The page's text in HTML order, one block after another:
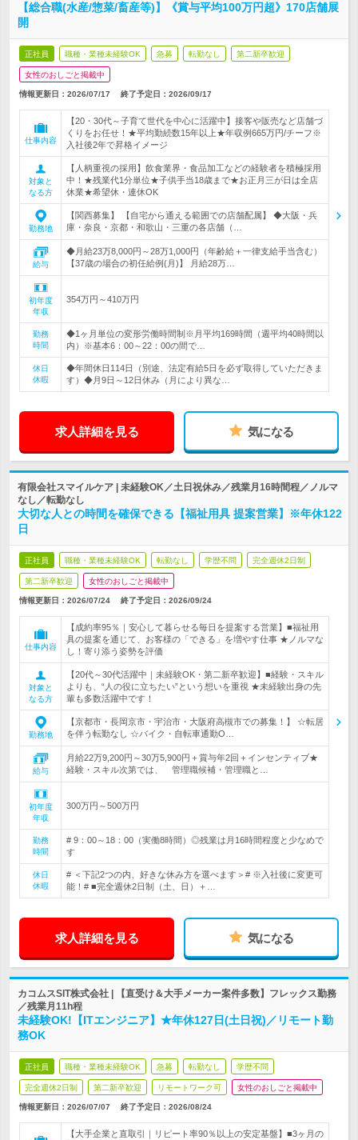
【総合職(水産/惣菜/畜産等)】《賞与平均100万円超》170店舗展
開
正社員 職種・業種未経験OK 急募 転勤なし 第二新卒歓迎
女性のおしごと掲載中
情報更新日：2026/07/17 終了予定日： 2026/09/17
仕事内容
【20・30代～子育て世代を中心に活躍中】接客や販売など店舗づ
くりをお任せ！★平均勤続数15年以上★年収例665万円/チーフ※
入社後2年で昇格イメージ
対象と
なる方
【人柄重視の採用】飲食業界・食品加工などの経験者を積極採用
中！★残業代1分単位★子供手当18歳まで★お正月三が日は全店
休業★希望休・連休OK
勤務地
【関西募集】 【自宅から通える範囲での店舗配属】 ◆大阪・兵
庫・奈良・京都・和歌山・三重の各店舗（…
給与
◆月給23万8,000円～28万1,000円（年齢給＋一律支給手当含む）
【37歳の場合の初任給例(月)】 月給28万…
初年度
年収
354万円～410万円
勤務
時間
◆1ヶ月単位の変形労働時間制※月平均169時間（週平均40時間以
内）※基本6：00～22：00の間で…
休日
休暇
◆年間休日114日（別途、法定有給5日を必ず取得していただきま
す）◆月9日～12日休み（月により異な…
求人詳細を見る 気になる
有限会社スマイルケア | 未経験OK／土日祝休み／残業月16時間程／ノルマ
なし／転勤なし
大切な人との時間を確保できる【福祉用具 提案営業】※年休122
日
正社員 職種・業種未経験OK 転勤なし 学歴不問 完全週休2日制
第二新卒歓迎 女性のおしごと掲載中
情報更新日：2026/07/24 終了予定日： 2026/09/24
仕事内容
【成約率95％｜安心して暮らせる毎日を提案する営業】■福祉用
具の提案を通じて、お客様の「できる」を増やす仕事 ★ノルマな
し！寄り添う姿勢を評価
対象と
なる方
【20代～30代活躍中｜未経験OK・第二新卒歓迎】■経験・スキル
よりも、“人の役に立ちたい”という想いを重視 ★未経験出身の先
輩も多数活躍中です！
勤務地
【京都市・長岡京市・宇治市・大阪府高槻市での募集！】 ☆転居
を伴う転勤なし ☆バイク・自転車通勤O…
給与
月給22万9,200円～30万5,900円＋賞与年2回＋インセンティブ★
経験・スキル次第では、 管理職候補・管理職と…
初年度
年収
300万円～500万円
勤務
時間
# 9：00～18：00（実働8時間）◎残業は月16時間程度と少なめで
す
休日
休暇
# ＜下記2つの内、好きな休み方を選べます＞# ※入社後に変更可
能！# ■完全週休2日制（土、日）＋…
求人詳細を見る 気になる
カコムスSIT株式会社 | 【直受け＆大手メーカー案件多数】フレックス勤務
／残業月11h程
未経験OK!【ITエンジニア】★年休127日(土日祝)／リモート勤
務OK
正社員 職種・業種未経験OK 急募 転勤なし 学歴不問
完全週休2日制 第二新卒歓迎 リモートワーク可 女性のおしごと掲載中
情報更新日：2026/07/07 終了予定日： 2026/08/24
【大手企業と直取引｜リピート率90％以上の安定基盤】■3ヶ月の